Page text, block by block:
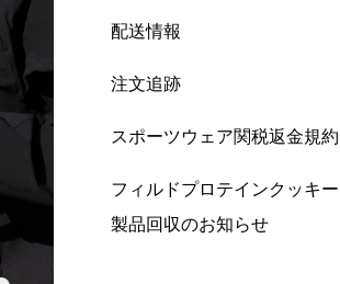
配送情報
注文追跡
スポーツウェア関税返金規約
フィルドプロテインクッキー
製品回収のお知らせ